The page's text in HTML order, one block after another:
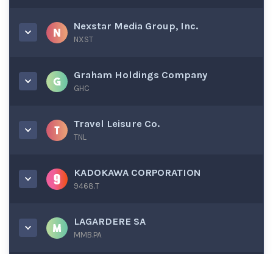
Nexstar Media Group, Inc.
NXST
Graham Holdings Company
GHC
Travel Leisure Co.
TNL
KADOKAWA CORPORATION
9468.T
LAGARDERE SA
MMB.PA